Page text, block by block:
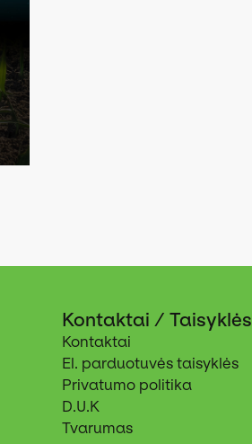
Kontaktai / Taisyklės
Kontaktai
El. parduotuvės taisyklės
Privatumo politika
D.U.K
Tvarumas